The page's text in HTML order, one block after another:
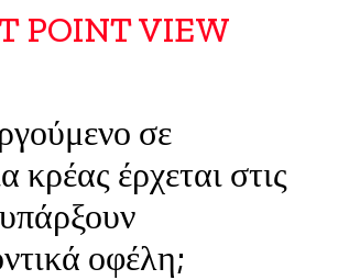
POINT VIEW
σε
κρέας έρχεται στις
οφέλη;